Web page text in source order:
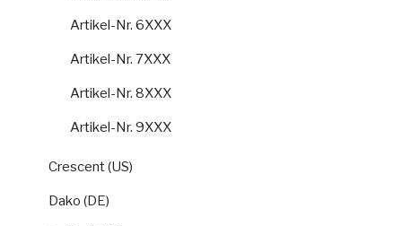
Artikel-Nr. 6XXX
Artikel-Nr. 7XXX
Artikel-Nr. 8XXX
Artikel-Nr. 9XXX
Crescent (US)
Dako (DE)